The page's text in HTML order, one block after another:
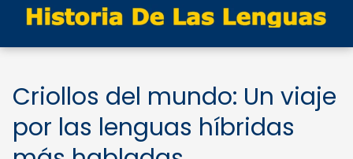
Criollos del mundo: Un viaje
por las lenguas híbridas